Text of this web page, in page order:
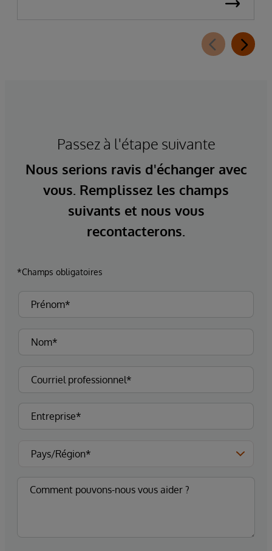
Passez à l'étape suivante
Nous serions ravis d'échanger avec
vous. Remplissez les champs
suivants et nous vous
recontacterons.
*Champs obligatoires